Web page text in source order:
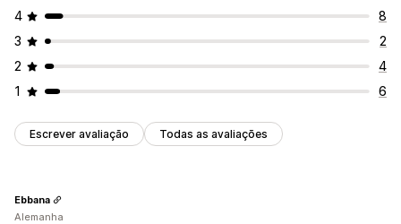
4
8
3
2
2
4
1
6
Escrever avaliação Todas as avaliações
Ebbana
Alemanha